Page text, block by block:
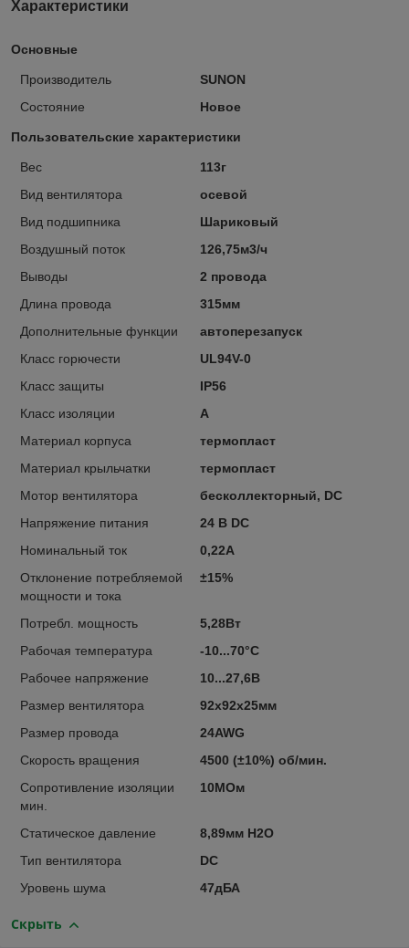
Характеристики
Основные
Производитель
SUNON
Состояние
Новое
Пользовательские характеристики
Вес
113г
Вид вентилятора
осевой
Вид подшипника
Шариковый
Воздушный поток
126,75м3/ч
Выводы
2 провода
Длина провода
315мм
Дополнительные функции
автоперезапуск
Класс горючести
UL94V-0
Класс защиты
IP56
Класс изоляции
A
Материал корпуса
термопласт
Материал крыльчатки
термопласт
Мотор вентилятора
бесколлекторный, DC
Напряжение питания
24 В DC
Номинальный ток
0,22А
Отклонение потребляемой
мощности и тока
±15%
Потребл. мощность
5,28Вт
Рабочая температура
-10...70°C
Рабочее напряжение
10...27,6В
Размер вентилятора
92x92x25мм
Размер провода
24AWG
Скорость вращения
4500 (±10%) об/мин.
Сопротивление изоляции
мин.
10МОм
Статическое давление
8,89мм H2O
Тип вентилятора
DC
Уровень шума
47дБА
Скрыть